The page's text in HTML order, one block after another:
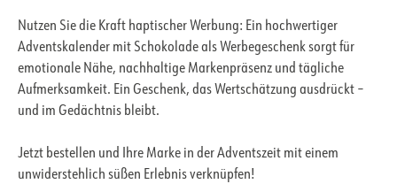
Nutzen Sie die Kraft haptischer Werbung: Ein hochwertiger
Adventskalender mit Schokolade als Werbegeschenk sorgt für
emotionale Nähe, nachhaltige Markenpräsenz und tägliche
Aufmerksamkeit. Ein Geschenk, das Wertschätzung ausdrückt –
und im Gedächtnis bleibt.
Jetzt bestellen und Ihre Marke in der Adventszeit mit einem
unwiderstehlich süßen Erlebnis verknüpfen!